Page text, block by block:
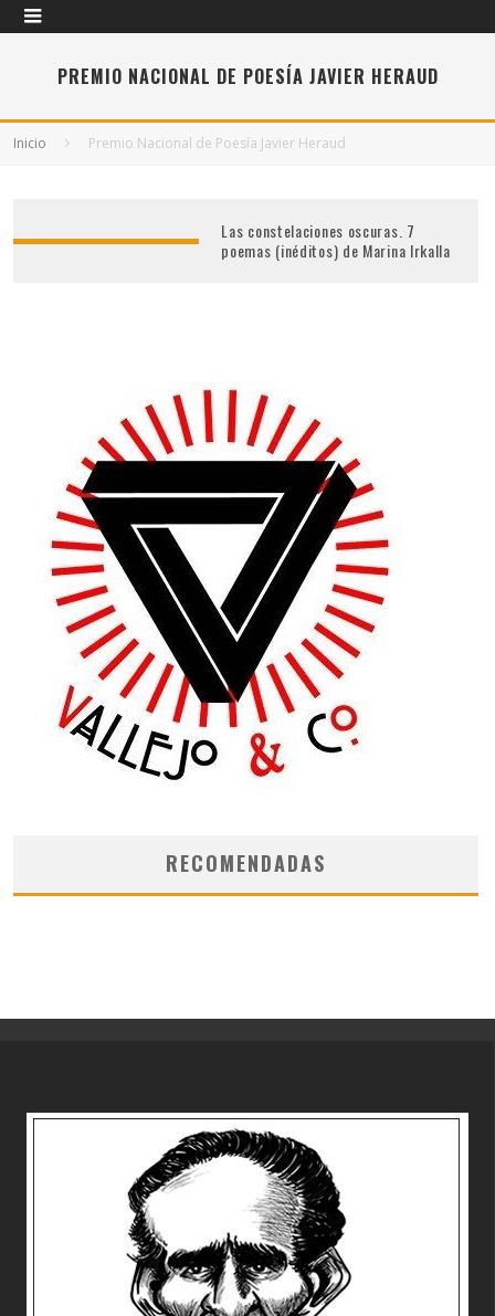
PREMIO NACIONAL DE POESÍA JAVIER HERAUD
Inicio Premio Nacional de Poesía Javier Heraud
Las constelaciones oscuras. 7
poemas (inéditos) de Marina Irkalla
RECOMENDADAS